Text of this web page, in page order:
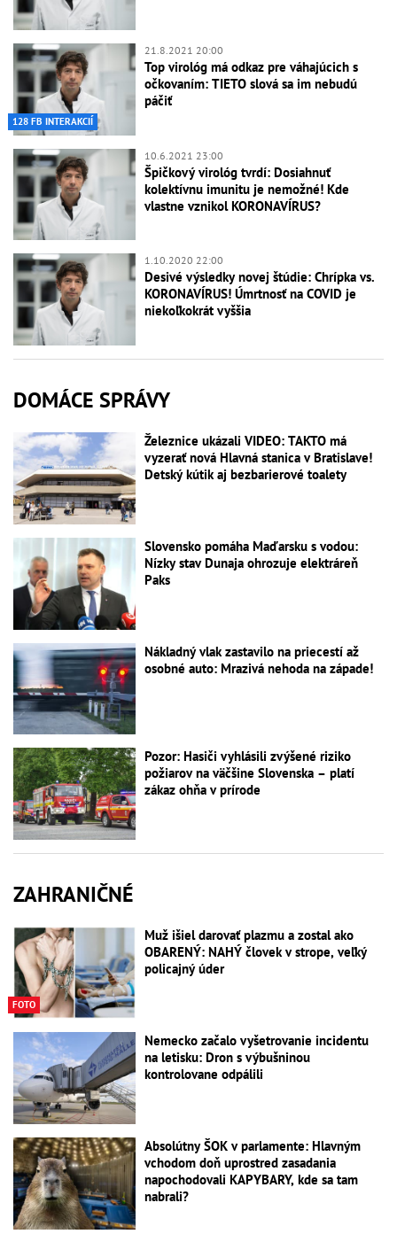
128 FB INTERAKCIÍ
21.8.2021 20:00
Top virológ má odkaz pre váhajúcich s
očkovaním: TIETO slová sa im nebudú
páčiť
10.6.2021 23:00
Špičkový virológ tvrdí: Dosiahnuť
kolektívnu imunitu je nemožné! Kde
vlastne vznikol KORONAVÍRUS?
1.10.2020 22:00
Desivé výsledky novej štúdie: Chrípka vs.
KORONAVÍRUS! Úmrtnosť na COVID je
niekoľkokrát vyššia
DOMÁCE SPRÁVY
Železnice ukázali VIDEO: TAKTO má
vyzerať nová Hlavná stanica v Bratislave!
Detský kútik aj bezbarierové toalety
Slovensko pomáha Maďarsku s vodou:
Nízky stav Dunaja ohrozuje elektráreň
Paks
Nákladný vlak zastavilo na priecestí až
osobné auto: Mrazivá nehoda na západe!
Pozor: Hasiči vyhlásili zvýšené riziko
požiarov na väčšine Slovenska – platí
zákaz ohňa v prírode
ZAHRANIČNÉ
FOTO
Muž išiel darovať plazmu a zostal ako
OBARENÝ: NAHÝ človek v strope, veľký
policajný úder
Nemecko začalo vyšetrovanie incidentu
na letisku: Dron s výbušninou
kontrolovane odpálili
Absolútny ŠOK v parlamente: Hlavným
vchodom doň uprostred zasadania
napochodovali KAPYBARY, kde sa tam
nabrali?